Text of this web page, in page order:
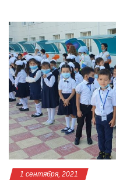
at
s
A
p
p
c
e
b
o
o
k
tt
er
1 сентября, 2021